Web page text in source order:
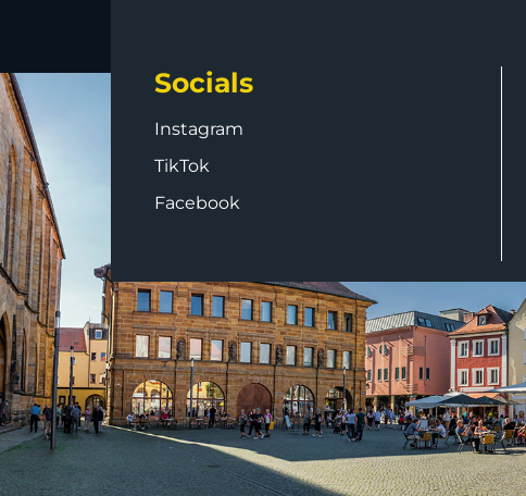
Socials
Instagram
TikTok
Facebook